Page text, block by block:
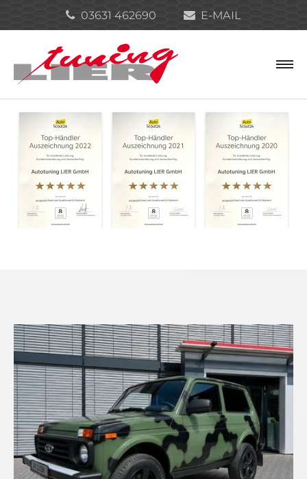
03631 462690 E-MAIL